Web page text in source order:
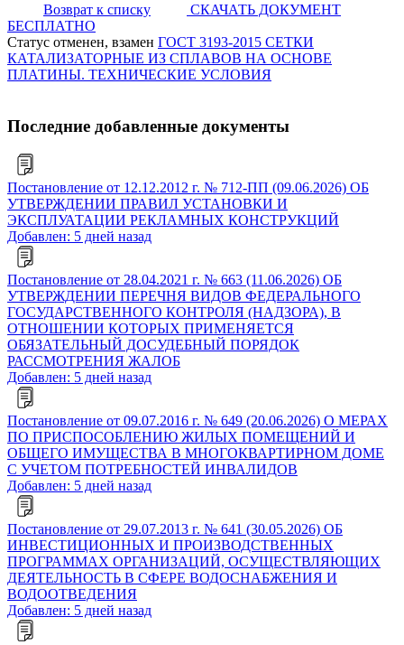
Возврат к списку
СКАЧАТЬ ДОКУМЕНТ
БЕСПЛАТНО
Статус отменен, взамен ГОСТ 3193-2015 СЕТКИ
КАТАЛИЗАТОРНЫЕ ИЗ СПЛАВОВ НА ОСНОВЕ
ПЛАТИНЫ. ТЕХНИЧЕСКИЕ УСЛОВИЯ
Последние добавленные документы
Постановление от 12.12.2012 г. № 712-ПП (09.06.2026) ОБ
УТВЕРЖДЕНИИ ПРАВИЛ УСТАНОВКИ И
ЭКСПЛУАТАЦИИ РЕКЛАМНЫХ КОНСТРУКЦИЙ
Добавлен: 5 дней назад
Постановление от 28.04.2021 г. № 663 (11.06.2026) ОБ
УТВЕРЖДЕНИИ ПЕРЕЧНЯ ВИДОВ ФЕДЕРАЛЬНОГО
ГОСУДАРСТВЕННОГО КОНТРОЛЯ (НАДЗОРА), В
ОТНОШЕНИИ КОТОРЫХ ПРИМЕНЯЕТСЯ
ОБЯЗАТЕЛЬНЫЙ ДОСУДЕБНЫЙ ПОРЯДОК
РАССМОТРЕНИЯ ЖАЛОБ
Добавлен: 5 дней назад
Постановление от 09.07.2016 г. № 649 (20.06.2026) О МЕРАХ
ПО ПРИСПОСОБЛЕНИЮ ЖИЛЫХ ПОМЕЩЕНИЙ И
ОБЩЕГО ИМУЩЕСТВА В МНОГОКВАРТИРНОМ ДОМЕ
С УЧЕТОМ ПОТРЕБНОСТЕЙ ИНВАЛИДОВ
Добавлен: 5 дней назад
Постановление от 29.07.2013 г. № 641 (30.05.2026) ОБ
ИНВЕСТИЦИОННЫХ И ПРОИЗВОДСТВЕННЫХ
ПРОГРАММАХ ОРГАНИЗАЦИЙ, ОСУЩЕСТВЛЯЮЩИХ
ДЕЯТЕЛЬНОСТЬ В СФЕРЕ ВОДОСНАБЖЕНИЯ И
ВОДООТВЕДЕНИЯ
Добавлен: 5 дней назад